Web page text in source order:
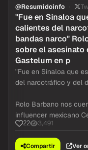
@Resumidoinfo
"Fue en Sinaloa
calientes del
bandas narco"
sobre el asesinato
Gastelum en p
"Fue en Sinaloa que
Rolo Barbano nos
22 3,491